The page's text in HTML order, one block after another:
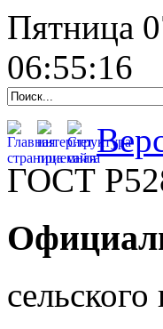
Пятница
06:55:17
ГОСТ